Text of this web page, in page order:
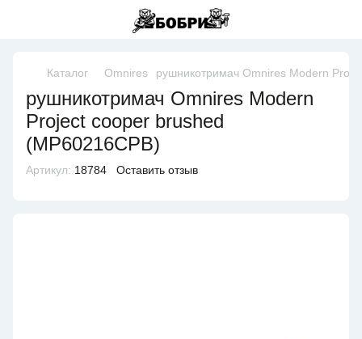
Каталог Omnires рушникотримач Omnires Modern
рушникотримач Omnires Modern
Project cooper brushed
(MP60216CPB)
Артикул: 18784 Оставить отзыв